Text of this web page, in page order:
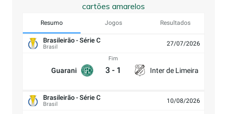
cartões amarelos
Resumo Jogos Resultados
Brasileirão - Série C
Brasil 27/07/2026
Guarani
Fim
3 - 1 Inter de Limeira
Brasileirão - Série C
Brasil 10/08/2026